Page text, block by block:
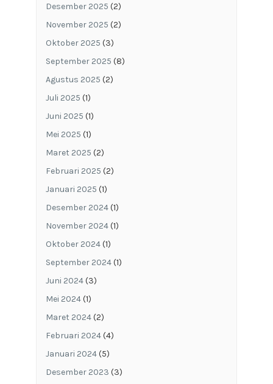
Desember 2025 (2)
November 2025 (2)
Oktober 2025 (3)
September 2025 (8)
Agustus 2025 (2)
Juli 2025 (1)
Juni 2025 (1)
Mei 2025 (1)
Maret 2025 (2)
Februari 2025 (2)
Januari 2025 (1)
Desember 2024(1)
November 2024(1)
Oktober 2024(1)
September 2024(1)
Juni 2024(3)
Mei 2024(1)
Maret 2024(2)
Februari 2024(4)
Januari 2024(5)
Desember 2023 (3)